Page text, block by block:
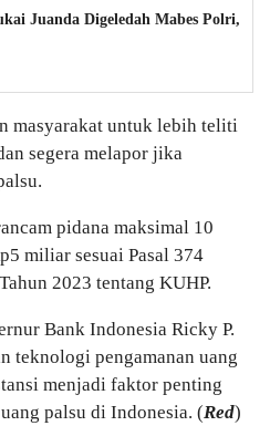
Juanda Digeledah Mabes Polri,
masyarakat untuk lebih teliti
segera melapor jika
pidana maksimal 10
miliar sesuai Pasal 374
2023 tentang KUHP.
Bank Indonesia Ricky P.
teknologi pengamanan uang
menjadi faktor penting
palsu di Indonesia. (Red)